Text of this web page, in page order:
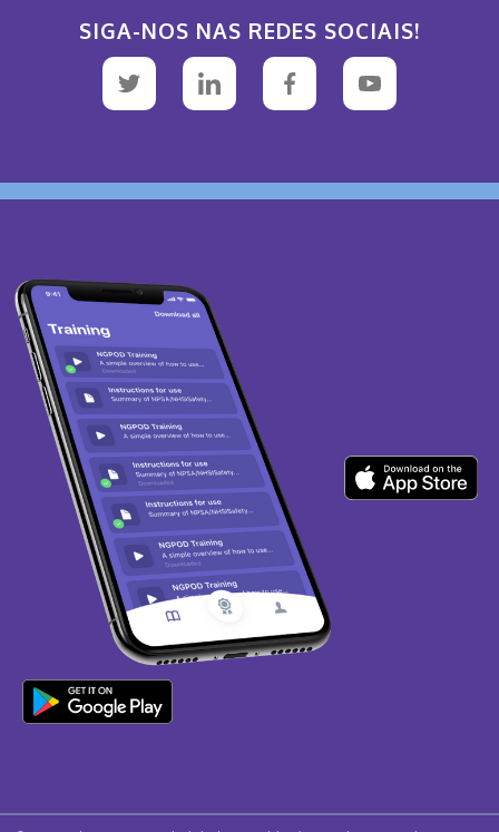
SIGA-NOS NAS REDES SOCIAIS!